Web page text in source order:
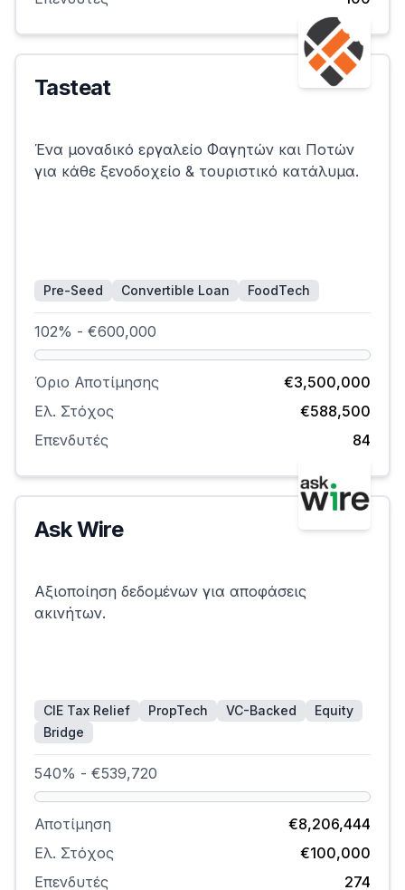
Επιτυχημένη
Tasteat
Ένα μοναδικό εργαλείο Φαγητών και Ποτών
για κάθε ξενοδοχείο & τουριστικό κατάλυμα.
Pre-Seed Convertible Loan FoodTech
102% - €600,000
Όριο Αποτίμησης
€3,500,000
Ελ. Στόχος
€588,500
Επενδυτές
84
Επιτυχημένη
Ask Wire
Αξιοποίηση δεδομένων για αποφάσεις
ακινήτων.
CIE Tax Relief PropTech VC-Backed
Equity
Bridge
540% - €539,720
Αποτίμηση
€8,206,444
Ελ. Στόχος
€100,000
Επενδυτές
274